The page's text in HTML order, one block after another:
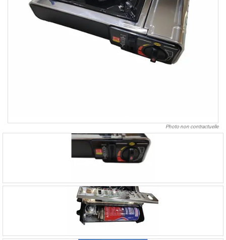
Photo non contractuelle